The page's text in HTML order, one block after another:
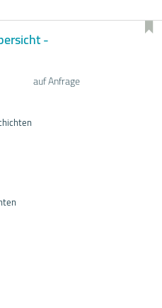
-
auf Anfrage